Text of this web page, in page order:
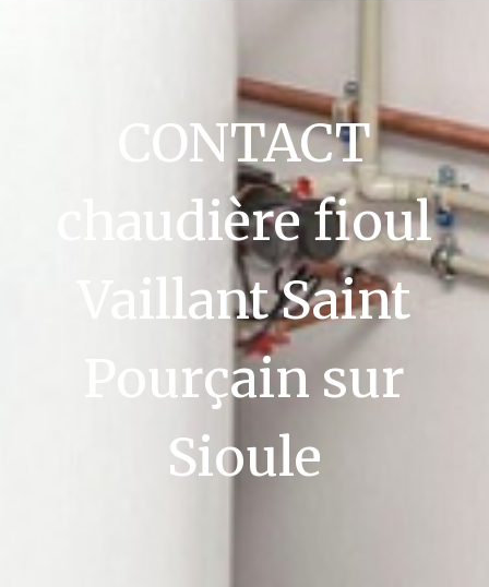
CONTACT
chaudière fioul
Vaillant Saint
Pourçain sur
Sioule